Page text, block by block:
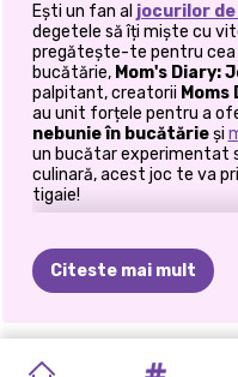
Ești un fan al jocurilor
degetele să îți miște cu
pregătește-te pentru
bucătărie, Mom's Diary:
palpitant, creatorii Moms
au unit forțele pentru a
nebunieîn bucătărieși
un bucătar experimentat
culinară, acest joc te va
tigaie!
Deveniți un maestru
plină de viață, unde
Citeste mai mult
SURPRIZA
DIY